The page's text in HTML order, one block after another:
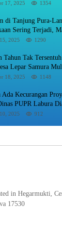
Karyawan.
17, 2025 1354
di Tanjung Pura-
Sering Terjadi,
Beri Perhatian.
2025 1290
Tahun Tak
Lepar Samura
Terimakasih Ke
18, 2025 1148
Ada Kecurangan
PUPR Labura
2025 912
in Hegarmukti,
17530